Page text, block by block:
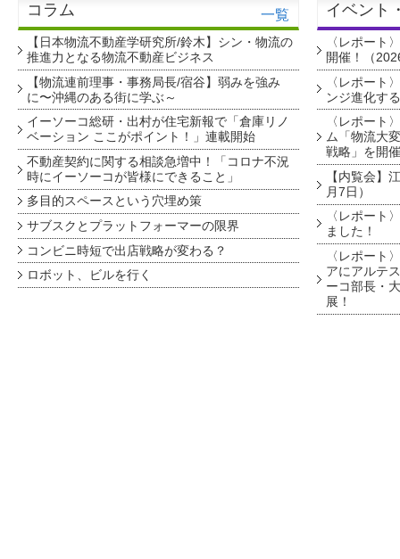
コラム 一覧
【日本物流不動産学研究所/鈴木】シン・物流の
推進力となる物流不動産ビジネス
【物流連前理事・事務局長/宿谷】弱みを強み
に〜沖縄のある街に学ぶ～
イーソーコ総研・出村が住宅新報で「倉庫リノ
ベーション ここがポイント！」連載開始
不動産契約に関する相談急増中！「コロナ不況
時にイーソーコが皆様にできること」
多目的スペースという穴埋め策
サブスクとプラットフォーマーの限界
コンビニ時短で出店戦略が変わる？
ロボット、ビルを行く
イベント
〈レポート
開催！（
〈レポート
ンジ進化す
〈レポート
ム「物流大
戦略」を開
【内覧会】
月7日）
〈レポート
ました！
〈レポート
アにアルテ
ーコ部長・
展！